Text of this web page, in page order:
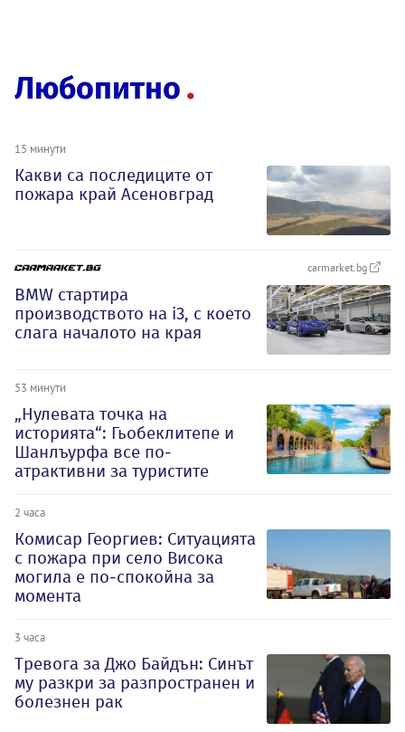
Любопитно
15 минути
Какви са последиците от
пожара край Асеновград
carmarket.bg
BMW стартира
производството на i3, с което
слага началото на края
53 минути
„Нулевата точка на
историята“: Гьобеклитепе и
Шанлъурфа все по-
атрактивни за туристите
2 часа
Комисар Георгиев: Ситуацията
с пожара при село Висока
могила е по-спокойна за
момента
3 часа
Тревога за Джо Байдън: Синът
му разкри за разпространен и
болезнен рак